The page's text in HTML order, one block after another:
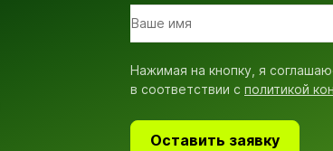
Нажимая на кнопку, я
в соответствии с политикой
Оставить заявку